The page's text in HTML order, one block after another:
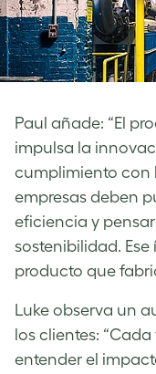
Paul añade: “El
impulsa la
cumplimiento con
empresas deben
eficiencia y
sostenibilidad.
producto que
Luke observa un
los clientes:
entender el